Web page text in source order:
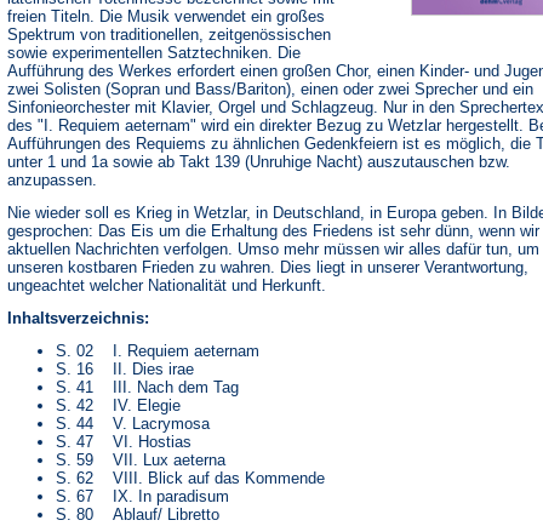
freien Titeln. Die Musik verwendet ein großes
Spektrum von traditionellen, zeitgenössischen
sowie experimentellen Satztechniken. Die
Aufführung des Werkes erfordert einen großen Chor, einen Kinder- und
zwei Solisten (Sopran und Bass/Bariton), einen oder zwei Sprecher und ein
Sinfonieorchester mit Klavier, Orgel und Schlagzeug. Nur in den
des "I. Requiem aeternam" wird ein direkter Bezug zu Wetzlar hergestellt.
Aufführungen des Requiems zu ähnlichen Gedenkfeiern ist es möglich, die
unter 1 und 1a sowie ab Takt 139 (Unruhige Nacht) auszutauschen bzw.
anzupassen.
Nie wieder soll es Krieg in Wetzlar, in Deutschland, in Europa geben. In
gesprochen: Das Eis um die Erhaltung des Friedens ist sehr dünn, wenn wir
aktuellen Nachrichten verfolgen. Umso mehr müssen wir alles dafür tun, um
unseren kostbaren Frieden zu wahren. Dies liegt in unserer Verantwortung,
ungeachtet welcher Nationalität und Herkunft.
Inhaltsverzeichnis:
S. 02 I. Requiem aeternam
S. 16 II. Dies irae
S. 41 III. Nach dem Tag
S. 42 IV. Elegie
S. 44 V. Lacrymosa
S. 47 VI. Hostias
S. 59 VII. Lux aeterna
S. 62 VIII. Blick auf das Kommende
S. 67 IX. In paradisum
S. 80 Ablauf/ Libretto